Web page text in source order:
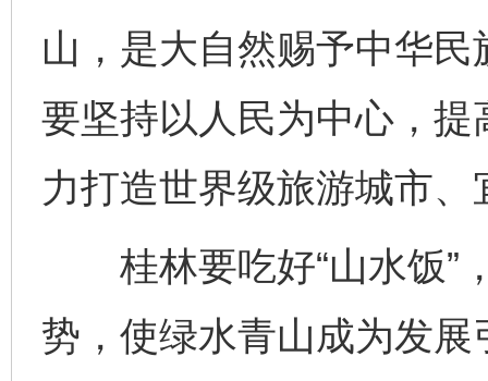
山，是大自然赐予中华
要坚持以人民为中心，
力打造世界级旅游城市、
桂林要吃好“山水饭”
势，使绿水青山成为发